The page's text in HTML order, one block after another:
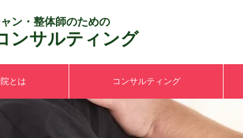
ン・整体師のための
ンサルティング
とは コンサルティング